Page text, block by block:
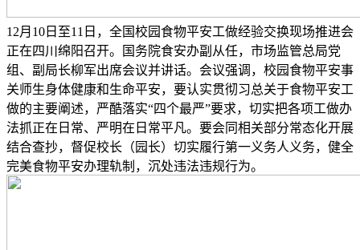
12月10日至11日，全国校园食物平安工做经验交换现场推进会
正在四川绵阳召开。国务院食安办副从任，市场监管总局党
组、副局长柳军出席会议并讲话。会议强调，校园食物平安事
关师生身体健康和生命平安，要认实贯彻习总关于食物平安工
做的主要阐述，严酷落实“四个最严”要求，切实把各项工做办
法抓正在日常、严明在日常平凡。要会同相关部分常态化开展
结合查抄，督促校长（园长）切实履行第一义务人义务，健全
完美食物平安办理轨制，沉处违法违规行为。